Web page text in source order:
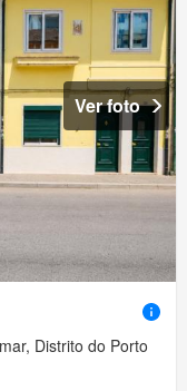
Ver foto
Distrito do Porto